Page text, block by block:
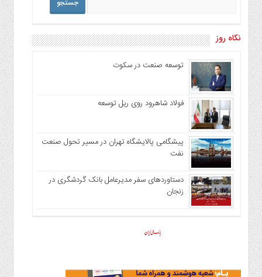
نگاه روز
توسعه صنعت در سکوت
فولاد شاهرود روی ریل توسعه
پیشگامی پالایشگاه تهران در مسیر تحول صنعت
نفت
دستاوردهای سفر مدیرعامل بانک گردشگری در
زنجان